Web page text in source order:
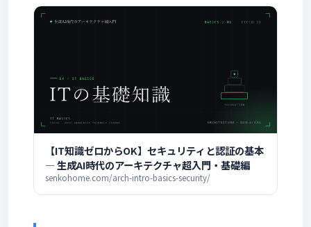
【IT知識ゼロからOK】セキュリティと認証の基本
― 生成AI時代のアーキテクチャ超入門・基礎編
senkohome.com/arch-intro-basics-security/